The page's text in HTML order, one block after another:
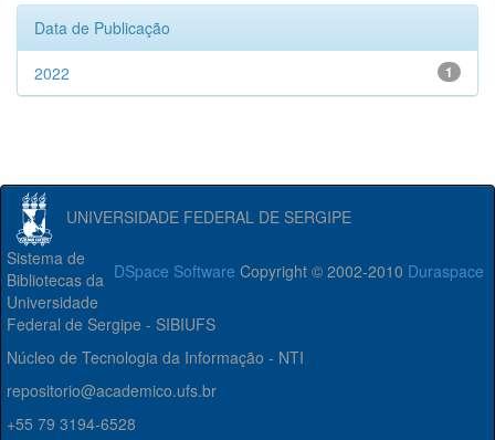
Data de Publicação
1
2022
UNIVERSIDADE FEDERAL DE SERGIPE
DSpace Software Copyright © 2002-2010 Duraspace
Sistema de
Bibliotecas da
Universidade
Federal de Sergipe - SIBIUFS
Núcleo de Tecnologia da Informação - NTI
repositorio@academico.ufs.br
+55 79 3194-6528